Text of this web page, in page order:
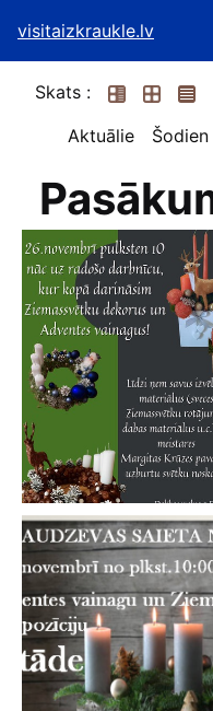
visitaizkraukle.lv
Skats :
Aktuālie
Šodien